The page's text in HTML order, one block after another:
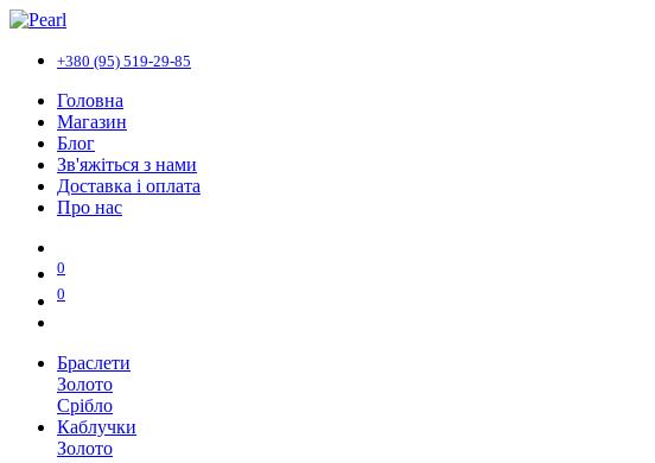
+380 (95) 519-29-85
Головна
Магазин
Блог
Зв'яжіться з нами
Доставка і оплата
Про нас
0
0
Браслети
Золото
Срібло
Каблучки
Золото